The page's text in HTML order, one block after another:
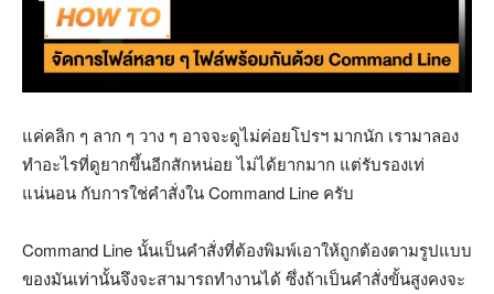
แค่คลิก ๆ ลาก ๆ วาง ๆ อาจจะดูไม่ค่อยโปรฯ มากนัก เรามาลอง
ทำอะไรที่ดูยากขึ้นอีกสักหน่อย ไม่ได้ยากมาก แต่รับรองเท่
แน่นอน กับการใช่คำสั่งใน Command Line ครับ
Command Line นั้นเป็นคำสั่งที่ต้องพิมพ์เอาให้ถูกต้องตามรูปแบบ
ของมันเท่านั้นจึงจะสามารถทำงานได้ ซึ่งถ้าเป็นคำสั่งขั้นสูงคงจะ